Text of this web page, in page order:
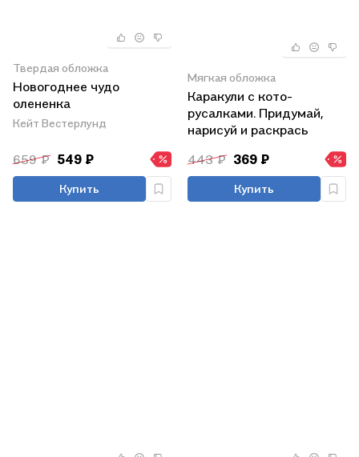
Твердая обложка
Новогоднее чудо
олененка
Кейт Вестерлунд
659 ₽ 549 ₽
Купить
Мягкая обложка
Каракули с кото-
русалками. Придумай,
нарисуй и раскрась
медузок и прочую милоту
443 ₽ 369 ₽
Купить